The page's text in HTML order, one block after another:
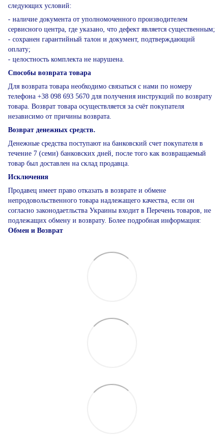
следующих условий:
- наличие документа от уполномоченного производителем
сервисного центра, где указано, что дефект является существенным;
- сохранен гарантийный талон и документ, подтверждающий
оплату;
- целостность комплекта не нарушена.
Способы возврата товара
Для возврата товара необходимо связаться с нами по номеру
телефона +38 098 693 5670 для получения инструкций по возврату
товара. Возврат товара осуществляется за счёт покупателя
независимо от причины возврата.
Возврат денежных средств.
Денежные средства поступают на банковский счет покупателя в
течение 7 (семи) банковских дней, после того как возвращаемый
товар был доставлен на склад продавца.
Исключения
Продавец имеет право отказать в возврате и обмене
непродовольственного товара надлежащего качества, если он
согласно законодаетльства Украины входит в Перечень товаров, не
подлежащих обмену и возврату. Более подробная информация:
Обмен и Возврат